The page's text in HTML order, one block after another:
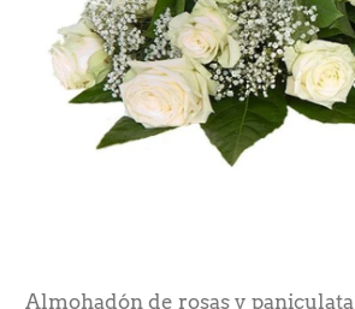
Almohadón de rosas y paniculata